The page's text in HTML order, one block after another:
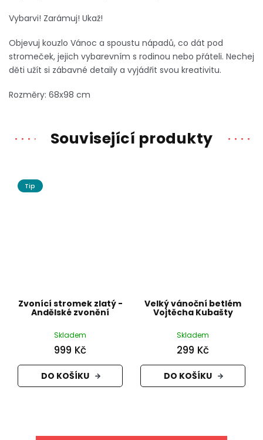
Vybarvi! Zarámuj! Ukaž!
Objevuj kouzlo Vánoc a spoustu nápadů, co dát pod
stromeček, jejich vybarevním s rodinou nebo přáteli. Nechej
děti užít si zábavné detaily a vyjádřit svou kreativitu.
Rozměry: 68x98 cm
Související produkty
Tip
Zvonící stromek zlatý -
Andělské zvonění
Skladem
999 Kč
DO KOŠÍKU
Velký vánoční betlém
Vojtěcha Kubašty
Skladem
299 Kč
DO KOŠÍKU